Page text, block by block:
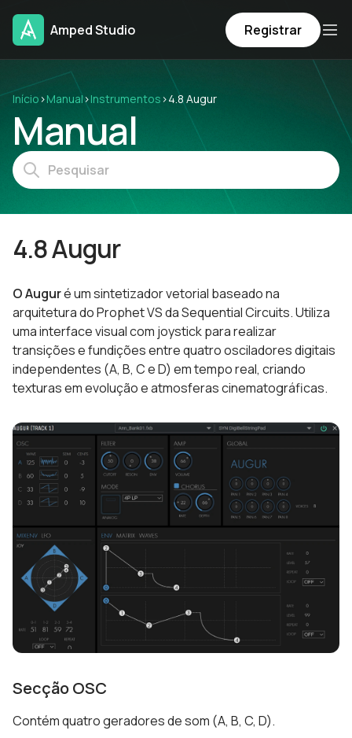
Amped Studio Registrar
Início›Manual›Instrumentos ›4.8 Augur
Manual
4.8 Augur
O Auguré um sintetizador vetorial baseado na
arquitetura do Prophet VS da Sequential Circuits. Utiliza
uma interface visual com joystick para realizar
transições e fundições entre quatro osciladores digitais
independentes (A, B, C e D) em tempo real, criando
texturas em evolução e atmosferas cinematográficas.
Secção OSC
Contém quatro geradores de som (A, B, C, D).